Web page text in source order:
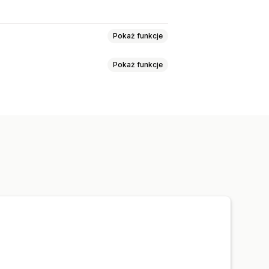
Pokaż funkcje
Pokaż funkcje